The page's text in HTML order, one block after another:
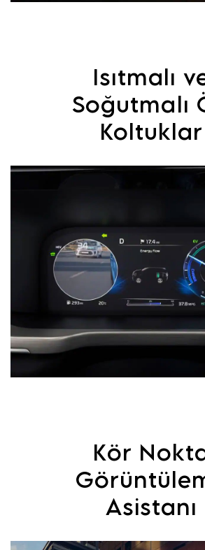
Isıtmalı
Soğutmalı
Koltuklar
Kör
Asistanı